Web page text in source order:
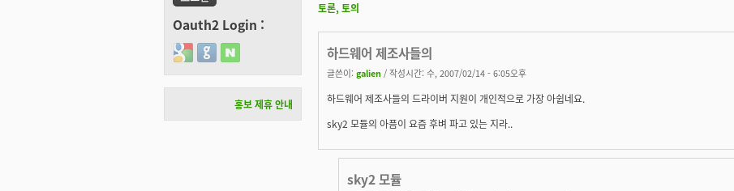
토론, 토의
하드웨어 제조사들의
글쓴이: galien / 작성시간: 수, 2007/02/14 - 6:05오후
하드웨어 제조사들의 드라이버 지원이 개인적으로 가장 아쉽네요.
sky2 모듈의 아픔이 요즘 후벼 파고 있는 지라..
sky2 모듈
Oauth2 Login :
Login with Google
Login with GitHub
Login with Naver
홍보 제휴 안내